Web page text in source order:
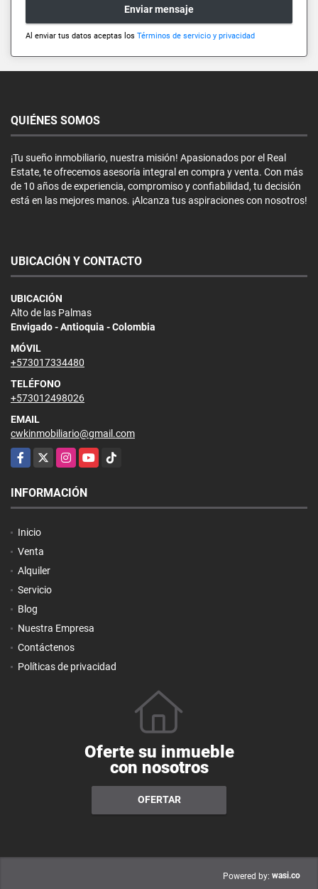
Enviar mensaje
Al enviar tus datos aceptas los Términos de servicio y privacidad
QUIÉNES SOMOS
¡Tu sueño inmobiliario, nuestra misión! Apasionados por el Real
Estate, te ofrecemos asesoría integral en compra y venta. Con más
de 10 años de experiencia, compromiso y confiabilidad, tu decisión
está en las mejores manos. ¡Alcanza tus aspiraciones con nosotros!
UBICACIÓN Y CONTACTO
UBICACIÓN
Alto de las Palmas
Envigado - Antioquia - Colombia
MÓVIL
+573017334480
TELÉFONO
+573012498026
EMAIL
cwkinmobiliario@gmail.com
Facebook
X InstagramYouTubeTikTok
INFORMACIÓN
Inicio
Venta
Alquiler
Servicio
Blog
Nuestra Empresa
Contáctenos
Políticas de privacidad
Oferte su inmueble
con nosotros
OFERTAR
Powered by: wasi.co